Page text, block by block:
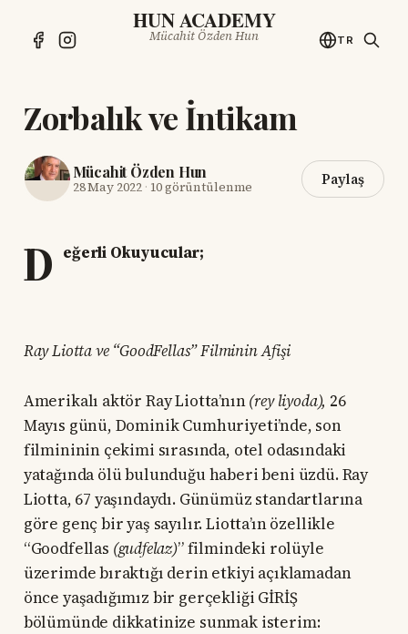
HUN ACADEMY
Mücahit Özden Hun TR
Zorbalık ve İntikam
Mücahit Özden Hun
28 May 2022· 10 görüntülenme Paylaş
D eğerli Okuyucular;
Ray Liotta ve “GoodFellas” Filminin Afişi
Amerikalı aktör Ray Liotta’nın(rey liyoda), 26
Mayıs günü, Dominik Cumhuriyeti’nde, son
filmininin çekimi sırasında, otel odasındaki
yatağında ölü bulunduğu haberi beni üzdü. Ray
Liotta, 67 yaşındaydı. Günümüz standartlarına
göre genç bir yaş sayılır. Liotta’ın özellikle
“Goodfellas (gudfelaz)” filmindeki rolüyle
üzerimde bıraktığı derin etkiyi açıklamadan
önce yaşadığımız bir gerçekliği GİRİŞ
bölümünde dikkatinize sunmak isterim: